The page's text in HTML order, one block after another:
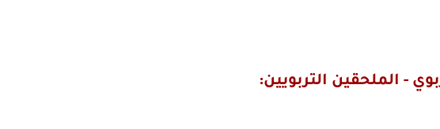
- الملحقين التربويين: